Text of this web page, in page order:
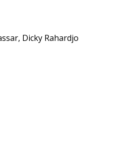
Dicky Rahardjo